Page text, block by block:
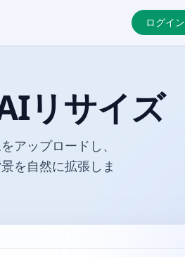
ログイン
リサイズ
アップロードし、
を自然に拡張しま